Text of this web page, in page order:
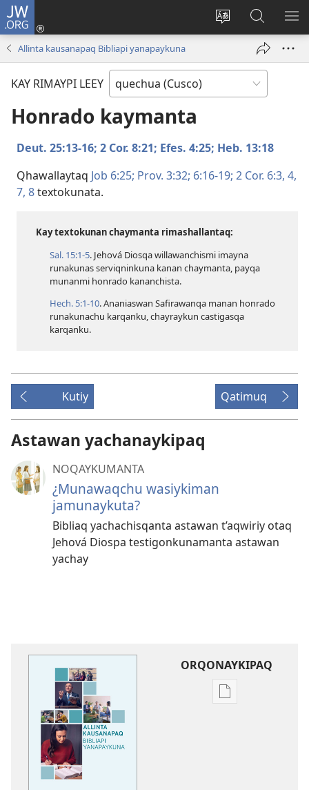
JW.ORG
Direccionpi
Sutiykiwan
jaykuy
nueva
JW.ORG
nisqapi
maskhay
Allinta kausanapaq Bibliapi yanapaykuna
KAY RIMAYPI LEEY
Honrado kaymanta
Deut. 25:​13-16; 2 Cor. 8:21; Efes. 4:25; Heb. 13:18
Qhawallaytaq Job 6:25; Prov. 3:32; 6:​16-19; 2 Cor. 6:​3, 4,
7, 8textokunata.
Kay textokunan chaymanta rimashallantaq:
Sal. 15:​1-5. Jehová Diosqa willawanchismi imayna
runakunas serviqninkuna kanan chaymanta, payqa
munanmi honrado kananchista.
Hech. 5:​1-10. Ananiaswan Safirawanqa manan honrado
runakunachu karqanku, chayraykun castigasqa
karqanku.
Kutiy Qatimuq
Astawan yachanaykipaq
NOQAYKUMANTA
¿Munawaqchu wasiykiman
jamunaykuta?
Bibliaq yachachisqanta astawan t’aqwiriy otaq
Jehová Diospa testigonkunamanta astawan
yachay
ORQONAYKIPAQ
Kaypi